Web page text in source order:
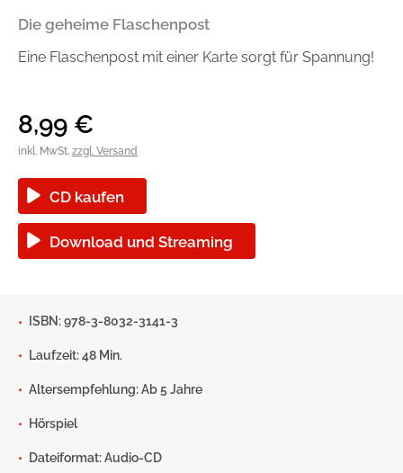
Man sieht sich
Ratgeber und Sachbuch
Indigo Wild - Folge 1
Handel
Blogger und Influencer
Die geheime Flaschenpost
Eine Flaschenpost mit einer Karte sorgt für Spannung!
8,99 €
inkl. MwSt. zzgl. Versand
CD kaufen
Download und Streaming
ISBN: 978-3-8032-3141-3
Laufzeit: 48 Min.
Altersempfehlung: Ab 5 Jahre
Hörspiel
Dateiformat: Audio-CD